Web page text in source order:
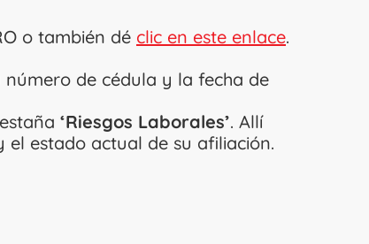
o también dé clic en este enlace.
de cédula y la fecha de
‘Riesgos Laborales’. Allí
estado actual de su afiliación.